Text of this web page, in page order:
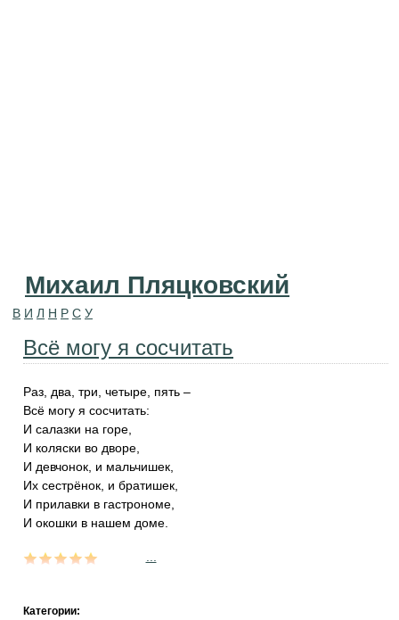
Михаил Пляцковский
В И Л Н Р С У
Всё могу я сосчитать
Раз, два, три, четыре, пять –
Всё могу я сосчитать:
И салазки на горе,
И коляски во дворе,
И девчонок, и мальчишек,
Их сестрёнок, и братишек,
И прилавки в гастрономе,
И окошки в нашем доме.
Категории: